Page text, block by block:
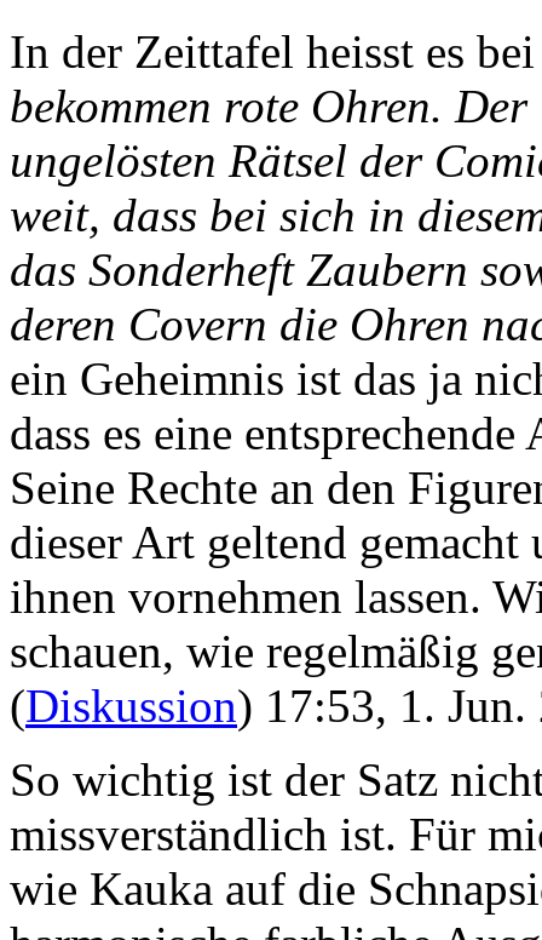
In der Zeittafel heisst es
bekommen rote Ohren.
ungelösten Rätsel der
weit, dass bei sich in
das Sonderheft Zaubern
deren Covern die Ohren
ein Geheimnis ist das ja
dass es eine
Seine Rechte an den
dieser Art geltend gemacht
ihnen vornehmen lassen.
schauen, wie regelmäßig
(Diskussion) 17:53, 1.
So wichtig ist der Satz
missverständlich ist. Für
wie Kauka auf die